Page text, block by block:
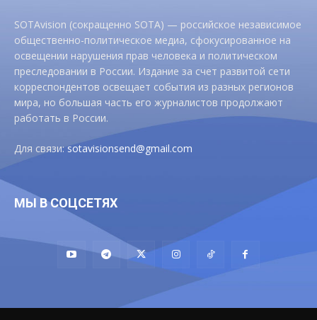
SOTAvision (сокращенно SOTA) — российское независимое
общественно-политическое медиа, сфокусированное на
освещении нарушения прав человека и политическом
преследовании в России. Издание за счет развитой сети
корреспондентов освещает события из разных регионов
мира, но большая часть его журналистов продолжают
работать в России.
Для связи:sotavisionsend@gmail.com
МЫ В СОЦСЕТЯХ